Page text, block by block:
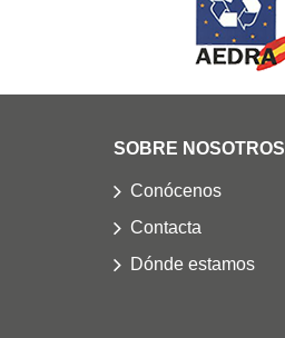
SOBRE NOSOTROS
Conócenos
Contacta
Dónde estamos